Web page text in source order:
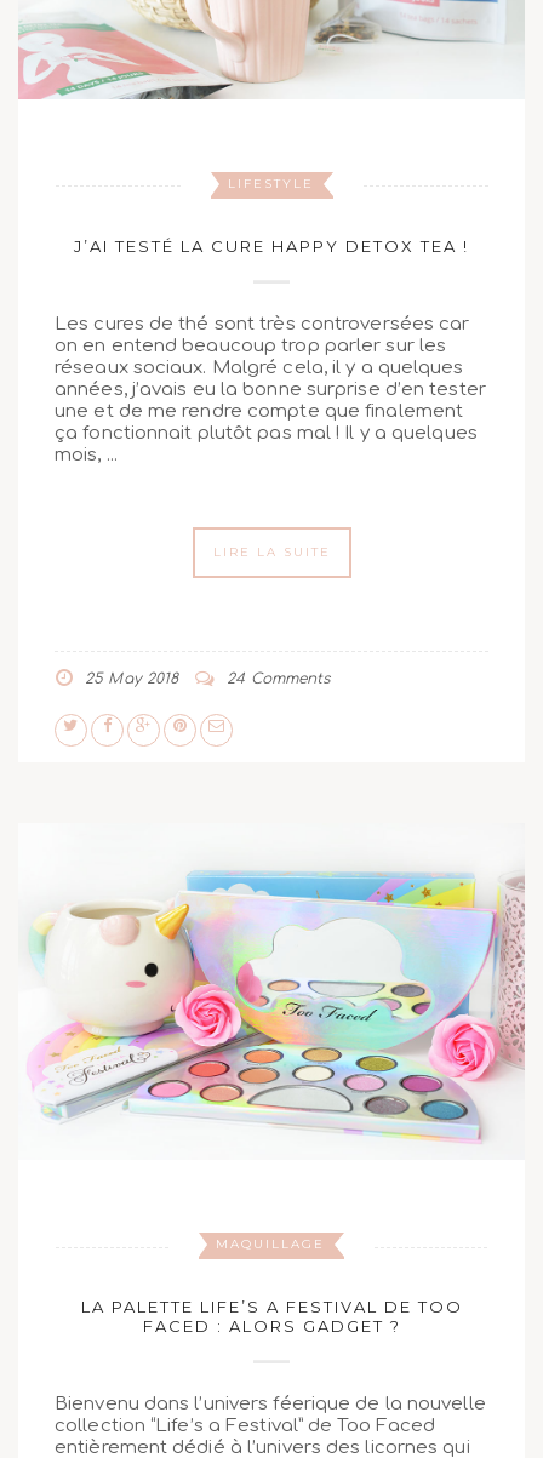
LIFESTYLE
J’AI TESTÉ LA CURE HAPPY DETOX TEA !
Les cures de thé sont très controversées car
on en entend beaucoup trop parler sur les
réseaux sociaux. Malgré cela, il y a quelques
années, j’avais eu la bonne surprise d’en tester
une et de me rendre compte que finalement
ça fonctionnait plutôt pas mal ! Il y a quelques
mois, ...
LIRE LA SUITE
25 May 2018 24 Comments
MAQUILLAGE
LA PALETTE LIFE’S A FESTIVAL DE TOO
FACED : ALORS GADGET ?
Bienvenu dans l’univers féerique de la nouvelle
collection “Life’s a Festival” de Too Faced
entièrement dédié à l’univers des licornes qui